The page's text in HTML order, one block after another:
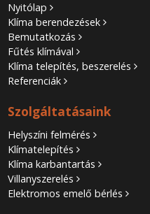
Nyitólap
Klíma berendezések
Bemutatkozás
Fűtés klímával
Klíma telepítés, beszerelés
Referenciák
Szolgáltatásaink
Helyszíni felmérés
Klímatelepítés
Klíma karbantartás
Villanyszerelés
Elektromos emelő bérlés